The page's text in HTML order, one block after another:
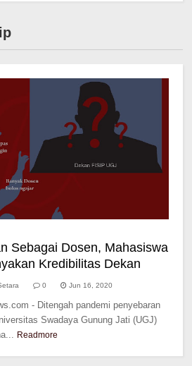
Sebagai Dosen, Mahasiswa
Kredibilitas Dekan
0 Jun 16, 2020
- Ditengah pandemi penyebaran
Swadaya Gunung Jati (UGJ)
Readmore